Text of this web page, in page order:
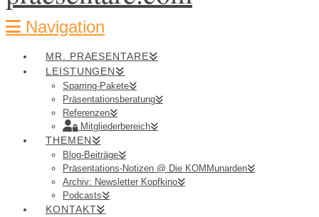
Navigation
MR. PRAESENTARE
LEISTUNGEN
Sparring-Pakete
Präsentationsberatung
Referenzen
Mitgliederbereich
THEMEN
Blog-Beiträge
Präsentations-Notizen @ Die KOMMunarden
Archiv: Newsletter Kopfkino
Podcasts
KONTAKT